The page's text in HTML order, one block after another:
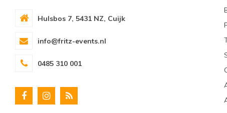
Hulsbos 7, 5431 NZ, Cuijk
info@fritz-events.nl
0485 310 001